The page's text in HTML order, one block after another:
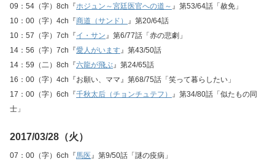
09：54（字）8ch『ホジュン～宮廷医官への道～ 』第53/64話「赦免」
10：00（字）4ch『商道（サンド） 』第20/64話
10：57（字）7ch『イ・サン』第6/77話「赤の悲劇」
14：56（字）7ch『愛人がいます』第43/50話
14：59（二）8ch『六龍が飛ぶ』第24/65話
16：00（字）4ch『お願い、ママ』第68/75話「笑って暮らしたい」
17：00（字）6ch『千秋太后（チョンチュテフ） 』第34/80話「似たもの同
士」
2017/03/28（火）
07：00（字）6ch『馬医』第9/50話「謎の疫病」